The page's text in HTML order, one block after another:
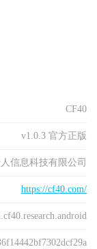
CF40
v1.0.3 官方正版
信息科技有限公司
https://cf40.com/